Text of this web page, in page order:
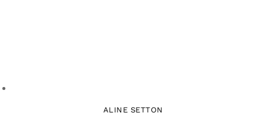
ALINE SETTON